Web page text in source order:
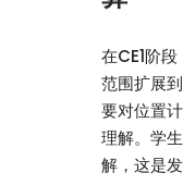
在CE1阶
范围扩展
要对位置
理解。学
解，这是